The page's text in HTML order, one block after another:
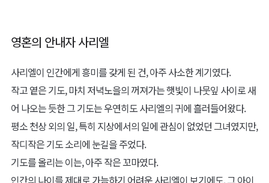
영혼의 안내자 사리엘
사리엘이 인간에게 흥미를 갖게 된 건, 아주 사소한 계기였다.
작고 옅은 기도, 마치 저녁노을의 꺼져가는 햇빛이 나뭇잎 사이로 새
어 나오는 듯한 그 기도는 우연히도 사리엘의 귀에 흘러들어왔다.
평소 천상 외의 일, 특히 지상에서의 일에 관심이 없었던 그녀였지만,
작디작은 기도 소리에 눈길을 주었다.
기도를 올리는 이는, 아주 작은 꼬마였다.
인간의 나이를 제대로 가늠하기 어려운 사리엘이 보기에도, 그 아이